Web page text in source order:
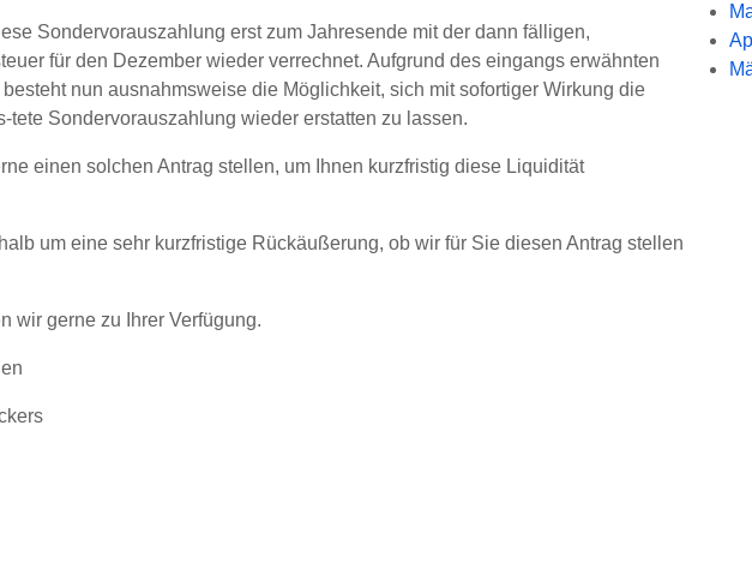
Sondervorauszahlung erst zum Jahresende mit der dann fälligen,
für den Dezember wieder verrechnet. Aufgrund des eingangs erwähnten
nun ausnahmsweise die Möglichkeit, sich mit sofortiger Wirkung die
tete Sondervorauszahlung wieder erstatten zu lassen.
einen solchen Antrag stellen, um Ihnen kurzfristig diese Liquidität
um eine sehr kurzfristige Rückäußerung, ob wir für Sie diesen Antrag stellen
wir gerne zu Ihrer Verfügung.